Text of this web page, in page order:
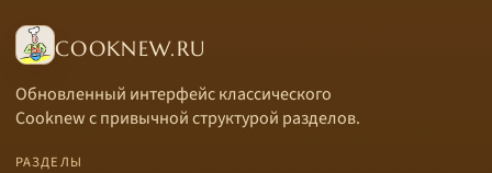
COOKNEW.RU
Обновленный интерфейс классического
Cooknew с привычной структурой разделов.
РАЗДЕЛЫ